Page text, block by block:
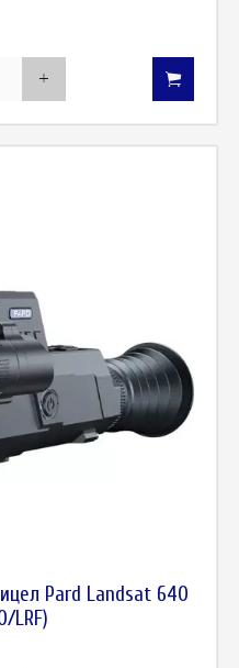
Pard Landsat 640
LRF)